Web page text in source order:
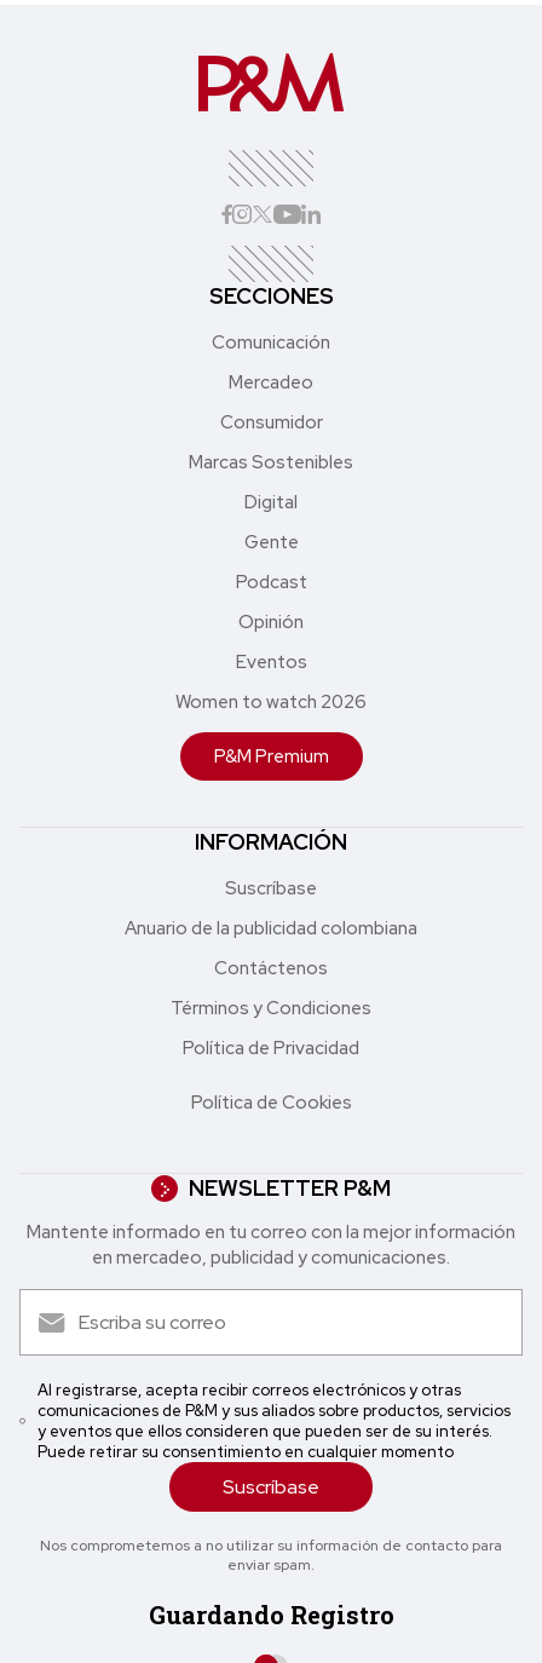
SECCIONES
Comunicación
Mercadeo
Consumidor
Marcas Sostenibles
Digital
Gente
Podcast
Opinión
Eventos
Women to watch 2026
P&M Premium
INFORMACIÓN
Suscríbase
Anuario de la publicidad colombiana
Contáctenos
Términos y Condiciones
Política de Privacidad
Política de Cookies
NEWSLETTER P&M
Mantente informado en tu correo con la mejor in formación
en mercadeo, publicidad y comunicaciones.
Al registrarse, acepta recibir correos electrónicos y otras
comunicaciones de P&M y sus aliados sobre productos, servicios
y eventos que ellos consideren que pueden ser de su interés.
Puede retirar su consentimiento en cualquier momento
Suscríbase
Nos comprometemos a no utilizar su información de contacto para
enviar spam.
Guardando Registro